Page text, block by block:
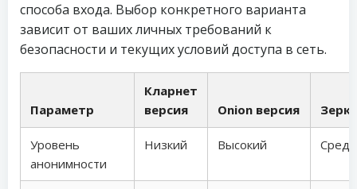
способа входа. Выбор конкретного варианта
зависит от ваших личных требований к
безопасности и текущих условий доступа в сеть.
Параметр
Кларнет
версия
Onion версия
Уровень
анонимности
Низкий Высокий